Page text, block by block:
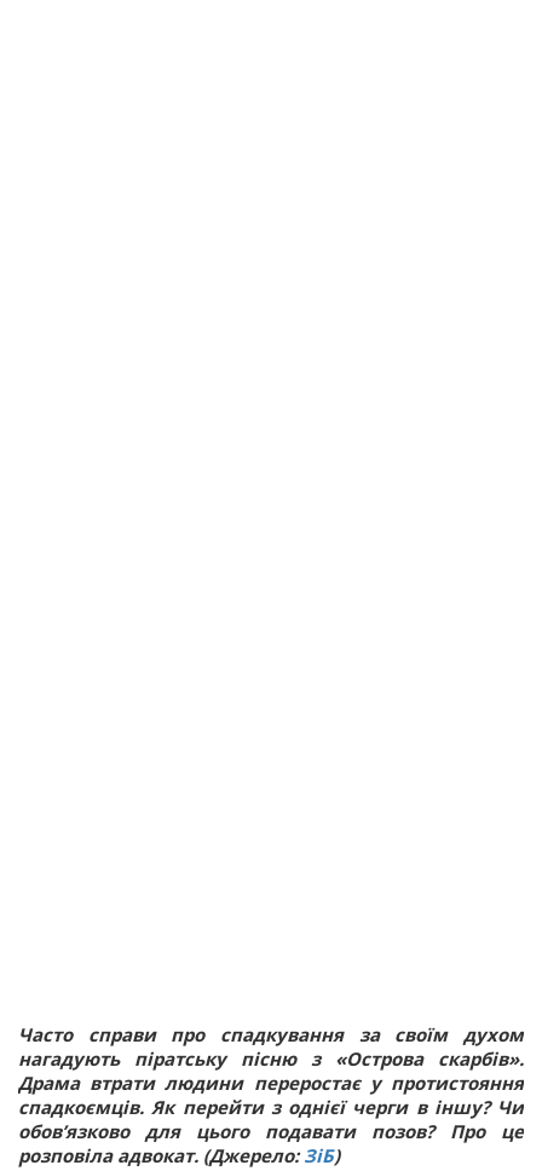
Часто справи про спадкування за своїм духом
нагадують піратську пісню з «Острова скарбів».
Драма втрати людини переростає у протистояння
спадкоємців. Як перейти з однієї черги в іншу? Чи
обов’язково для цього подавати позов? Про це
розповіла адвокат. (Джерело:ЗіБ)